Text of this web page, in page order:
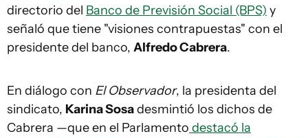
directorio del Banco de Previsión Social (BPS) y
señaló que tiene "visiones contrapuestas" con el
presidente del banco, Alfredo Cabrera.
En diálogo con El Observador, la presidenta del
sindicato, Karina Sosadesmintió los dichos de
Cabrera —que en el Parlamento destacó la